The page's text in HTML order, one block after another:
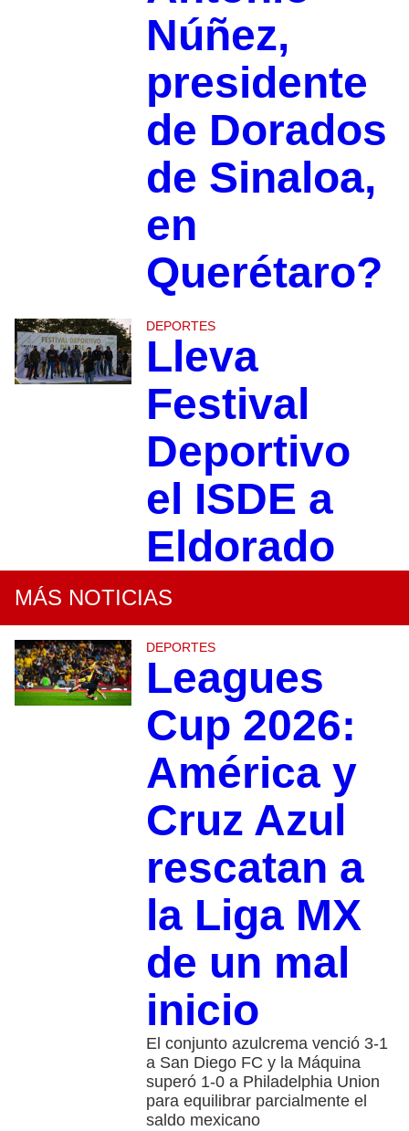
Núñez,
presidente
de Dorados
de Sinaloa,
en
Querétaro?
DEPORTES
Lleva
Festival
Deportivo
el ISDE a
Eldorado
MÁS NOTICIAS
DEPORTES
Leagues
Cup 2026:
América y
Cruz Azul
rescatan a
la Liga MX
de un mal
inicio
El conjunto azulcrema venció 3-1
a San Diego FC y la Máquina
superó 1-0 a Philadelphia Union
para equilibrar parcialmente el
saldo mexicano